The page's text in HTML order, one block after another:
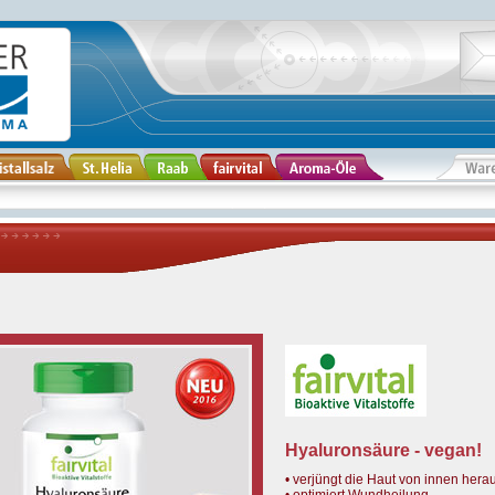
Hyaluronsäure - vegan!
• verjüngt die Haut von innen